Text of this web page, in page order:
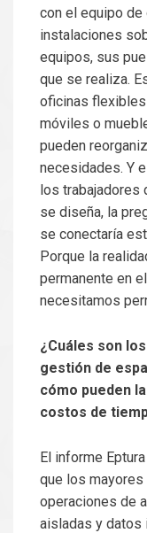
con el equipo
instalaciones
equipos, sus
que se realiza.
oficinas
móviles o
pueden
necesidades. Y
los trabajadores
se diseña, la
se conectaría
Porque la
permanente en
necesitamos
¿Cuáles son
gestión de
cómo pueden
costos de
El informe
que los
operaciones de
aisladas y datos